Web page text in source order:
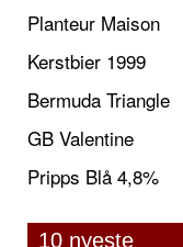
Planteur Maison
Kerstbier 1999
Bermuda Triangle
GB Valentine
Pripps Blå 4,8%
10 nyeste